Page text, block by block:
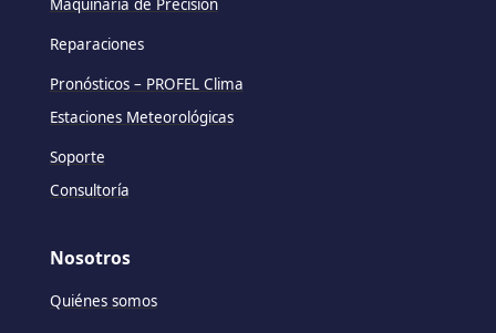
Maquinaria de Precisión
Reparaciones
Pronósticos – PROFEL Clima
Estaciones Meteorológicas
Soporte
Consultoría
Nosotros
Quiénes somos